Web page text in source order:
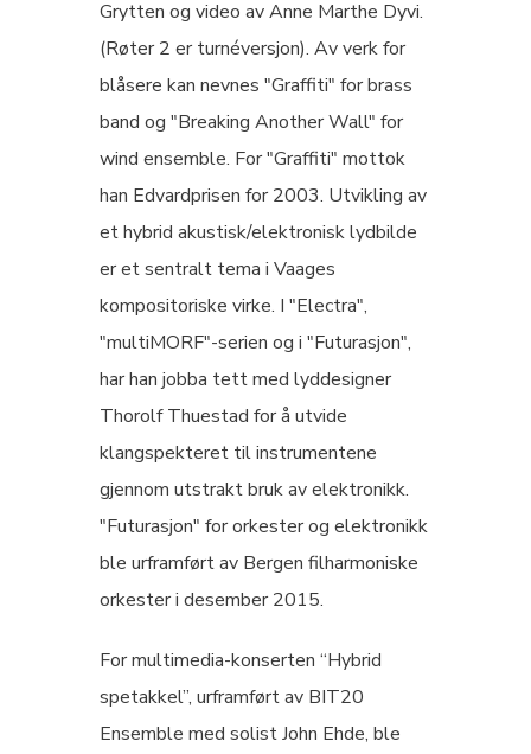
Grytten og video av Anne Marthe Dyvi.
(Røter 2 er turnéversjon). Av verk for
blåsere kan nevnes "Graffiti" for brass
band og "Breaking Another Wall" for
wind ensemble. For "Graffiti" mottok
han Edvardprisen for 2003. Utvikling av
et hybrid akustisk/elektronisk lydbilde
er et sentralt tema i Vaages
kompositoriske virke. I "Electra",
"multiMORF"-serien og i "Futurasjon",
har han jobba tett med lyddesigner
Thorolf Thuestad for å utvide
klangspekteret til instrumentene
gjennom utstrakt bruk av elektronikk.
"Futurasjon" for orkester og elektronikk
ble urframført av Bergen filharmoniske
orkester i desember 2015.
For multimedia-konserten “Hybrid
spetakkel”, urframført av BIT20
Ensemble med solist John Ehde, ble